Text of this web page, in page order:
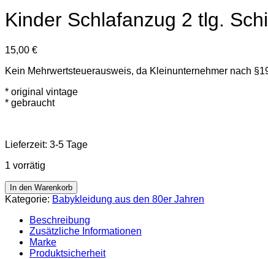
Kinder Schlafanzug 2 tlg.
15,00 €
Kein Mehrwertsteuerausweis, da Kleinunternehmer nach
* original vintage
* gebraucht
Lieferzeit: 3-5 Tage
1 vorrätig
Kinder
Schlafanzug
Schiesser
Menge
In den Warenkorb
Kategorie: Babykleidung aus den 80er Jahren
Beschreibung
Zusätzliche Informationen
Marke
Produktsicherheit